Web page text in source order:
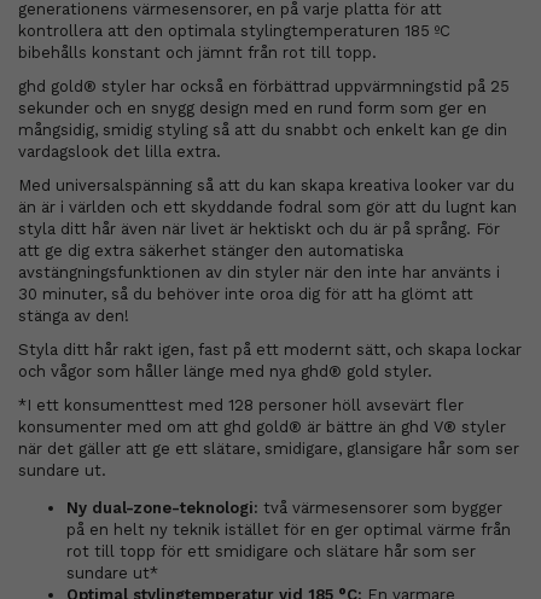
generationens värmesensorer, en på varje platta för att
kontrollera att den optimala stylingtemperaturen 185 ºC
bibehålls konstant och jämnt från rot till topp.
ghd gold® styler har också en förbättrad uppvärmningstid på 25
sekunder och en snygg design med en rund form som ger en
mångsidig, smidig styling så att du snabbt och enkelt kan ge din
vardagslook det lilla extra.
Med universalspänning så att du kan skapa kreativa looker var du
än är i världen och ett skyddande fodral som gör att du lugnt kan
styla ditt hår även när livet är hektiskt och du är på språng. För
att ge dig extra säkerhet stänger den automatiska
avstängningsfunktionen av din styler när den inte har använts i
30 minuter, så du behöver inte oroa dig för att ha glömt att
stänga av den!
Styla ditt hår rakt igen, fast på ett modernt sätt, och skapa lockar
och vågor som håller länge med nya ghd® gold styler.
*I ett konsumenttest med 128 personer höll avsevärt fler
konsumenter med om att ghd gold® är bättre än ghd V® styler
när det gäller att ge ett slätare, smidigare, glansigare hår som ser
sundare ut.
Ny dual-zone-teknologi: två värmesensorer som bygger
på en helt ny teknik istället för en ger optimal värme från
rot till topp för ett smidigare och slätare hår som ser
sundare ut*
Optimal stylingtemperatur vid 185 °C: En varmare